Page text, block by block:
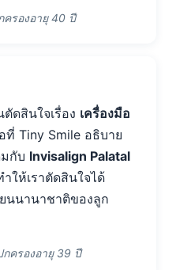
รองอายุ 40 ปี
ดสินใจเรื่อง เครื่องมือ
ที่ Tiny Smile อธิบาย
กับ Invisalign Palatal
ให้เราตัดสินใจได้
นนานาชาติของลูก
รองอายุ 39 ปี